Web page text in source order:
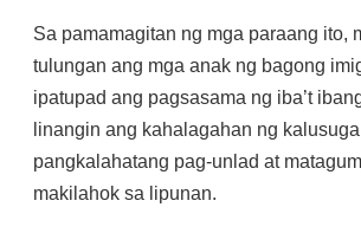
Sa pamamagitan ng mga paraang ito,
tulungan ang mga anak ng bagong
ipatupad ang pagsasama ng iba’t
linangin ang kahalagahan ng
pangkalahatang pag-unlad at
makilahok sa lipunan.